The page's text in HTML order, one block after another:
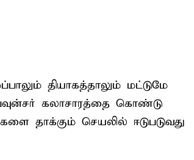
தியாகத்தாலும் மட்டுமே
கலாசாரத்தை கொண்டு
தாக்கும் செயலில் ஈடுபடுவது